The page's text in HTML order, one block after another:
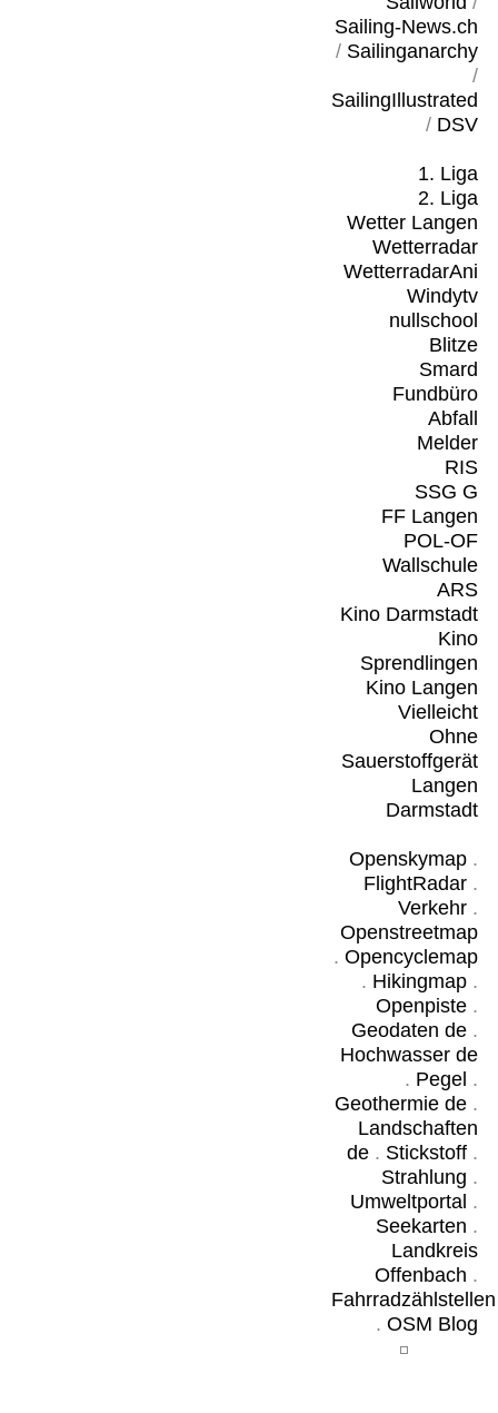
Sailing-News.ch
/ Sailinganarchy
/
SailingIllustrated
/ DSV
1. Liga
2. Liga
Wetter Langen
Wetterradar
WetterradarAni
Windytv
nullschool
Blitze
Smard
Fundbüro
Abfall
Melder
RIS
SSG G
FF Langen
POL-OF
Wallschule
ARS
Kino Darmstadt
Kino
Sprendlingen
Kino Langen
Vielleicht
Ohne
Sauerstoffgerät
Langen
Darmstadt
Openskymap.
FlightRadar.
Verkehr.
Openstreetmap
. Opencyclemap
. Hikingmap.
Openpiste.
Geodaten de.
Hochwasser de
. Pegel .
Geothermie de.
Landschaften
de. Stickstoff.
Strahlung .
Umweltportal .
Seekarten .
Landkreis
Offenbach .
Fahrradzählstellen
. OSM Blog